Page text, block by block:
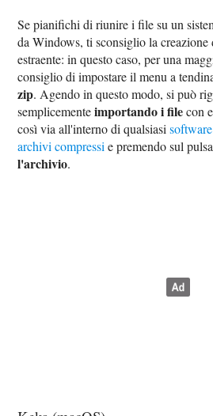
Se pianifichi di riunire i file su un
da Windows, ti sconsiglio la
estraente: in questo caso, per una
consiglio di impostare il menu a
zip. Agendo in questo modo, si può
semplicementeimportando i filecon
così via all'interno di qualsiasi
archivi compressi e premendo sul
l'archivio.